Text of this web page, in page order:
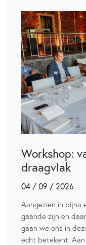
Workshop:
draagvlak
04 / 09 / 2026
Aangezien in bijna
gaande zijn en
gaan we ons in
echt betekent.